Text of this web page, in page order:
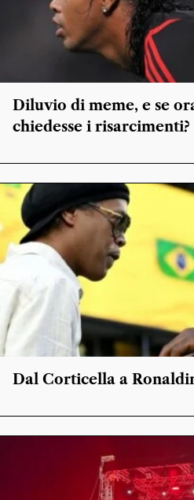
Diluvio di meme, e se
chiedesse i risarcimenti?
Dal Corticella a